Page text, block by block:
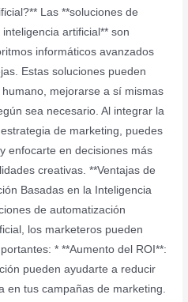
Las **soluciones de
artificial** son
informáticos avanzados
Estas soluciones pueden
mejorarse a sí mismas
sea necesario. Al integrar la
de marketing, puedes
enfocarte en decisiones más
creativas. **Ventajas de
Basadas en la Inteligencia
de automatización
los marketeros pueden
* **Aumento del ROI**:
pueden ayudarte a reducir
en tus campañas de marketing.